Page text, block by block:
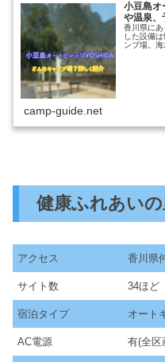
小豆島オ
や温泉、
香川県に
した設備
ンプ場。
camp-guide.net
健康ふれあい
アクセス 香川県
サイト数 34ほど
宿泊タイプ オート
AC電源 有(全区